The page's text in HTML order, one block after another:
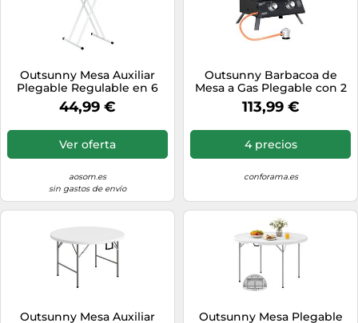
Outsunny Mesa Auxiliar
Plegable Regulable en 6
Alturas, 76x50x74 cm, Gris
Oscuro Aosom España
44,99 €
Ver oferta
aosom.es
sin gastos de envío
Outsunny Barbacoa de
Mesa a Gas Plegable con 2
Quemadores Parrilla de Gas
Portátil con Tapa Acero a
Picnic al Aire Libre Jardín
55x46,5x41 cm Negro
113,99 €
4 precios
conforama.es
Outsunny Mesa Auxiliar
Outsunny Mesa Plegable